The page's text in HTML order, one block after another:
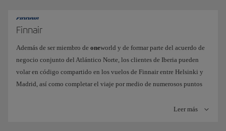
Finnair
Además de ser miembro de oneworld y de formar parte del acuerdo de
negocio conjunto del Atlántico Norte, los clientes de Iberia pueden
volar en código compartido en los vuelos de Finnair entre Helsinki y
Madrid, así como completar el viaje por medio de numerosos puntos
Finnair también nos provee de distribución a puntos domésticos de
Leer más